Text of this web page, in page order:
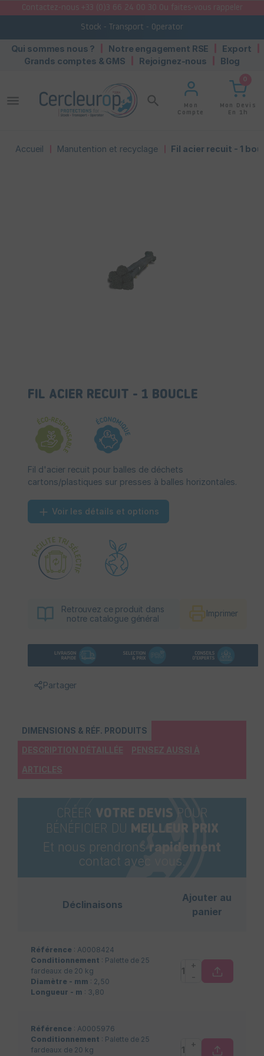
Contactez-nous +33 (0)3 66 24 00 30 Ou faites-vous rappeler
Stock - Transport - Operator
Qui sommes nous ? Notre engagement RSE
Export
Grands comptes & GMS
Rejoignez-nous Blog
search
Mon
Compte
0
Mon Devis
En 1h
menu
Accueil Manutention et recyclage Fil acier recuit - 1
FIL ACIER RECUIT - 1 BOUCLE
Fil d'acier recuit pour balles de déchets
cartons/plastiques sur presses à balles horizontales.
Voir les détails et options
Retrouvez ce produit dans
notre catalogue général
Imprimer
Partager
DIMENSIONS & RÉF. PRODUITS
DESCRIPTION DÉTAILLÉE PENSEZ AUSSI À
ARTICLES
CRÉER VOTRE DEVIS POUR
BÉNÉFICIER DU MEILLEUR PRIX
Et nous prendrons rapidement
contact avec vous.
Déclinaisons
Ajouter au
panier
Référence : A0008424
Conditionnement : Palette de 25
fardeaux de 20 kg
Diamètre - mm : 2,50
Longueur - m : 3,80
+
-
Référence : A0005976
Conditionnement : Palette de 25
fardeaux de 20 kg
+